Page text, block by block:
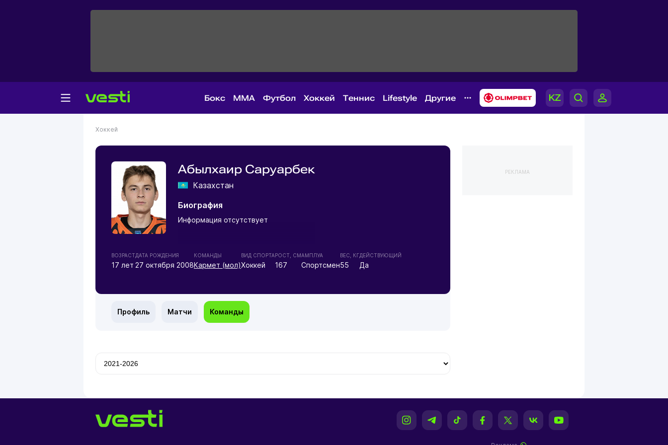
Бокс MMA Футбол Хоккей Теннис Lifestyle Другие
Хоккей
Абылхаир Саруарбек
Казахстан
Биография
Информация отсутствует
ВОЗРАСТ
17 лет
ДАТА РОЖДЕНИЯ
27 октября 2008
КОМАНДЫ
Кармет (мол)
ВИД СПОРТА
Хоккей
РОСТ, СМ
167
АМПЛУА
Спортсмен
ВЕС, КГ
55
ДЕЙСТВУЮЩИЙ
Да
Профиль Матчи Команды
РЕКЛАМА